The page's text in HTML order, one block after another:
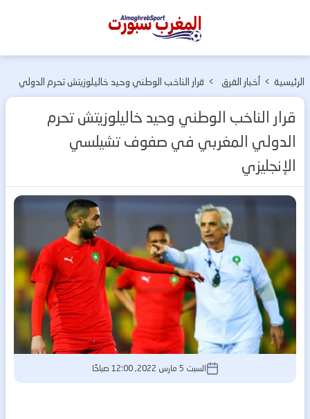
المغرب
الرئيسية > أخبار الفرق > قرار الناخب الوطني وحيد خاليلوزيتش تحرم الدولي
قرار الناخب الوطني وحيد خاليلوزيتش تحرم
الدولي المغربي في صفوف تشيلسي
الإنجليزي
السبت 5 مارس 2022, 12:00 صباحًا